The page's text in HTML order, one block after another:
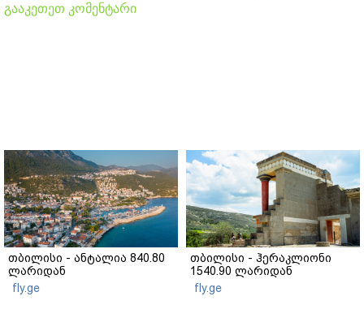
გააკეთეთ კომენტარი
თბილისი - ანტალია 840.80
ლარიდან
fly.ge
თბილისი - ჰერაკლიონი
1540.90 ლარიდან
fly.ge